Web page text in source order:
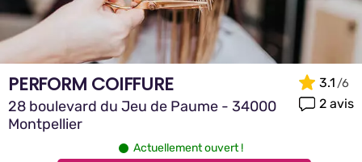
PERFORM COIFFURE
28 boulevard du Jeu de Paume - 34000
Montpellier
3.1
2 avis
Actuellement ouvert !